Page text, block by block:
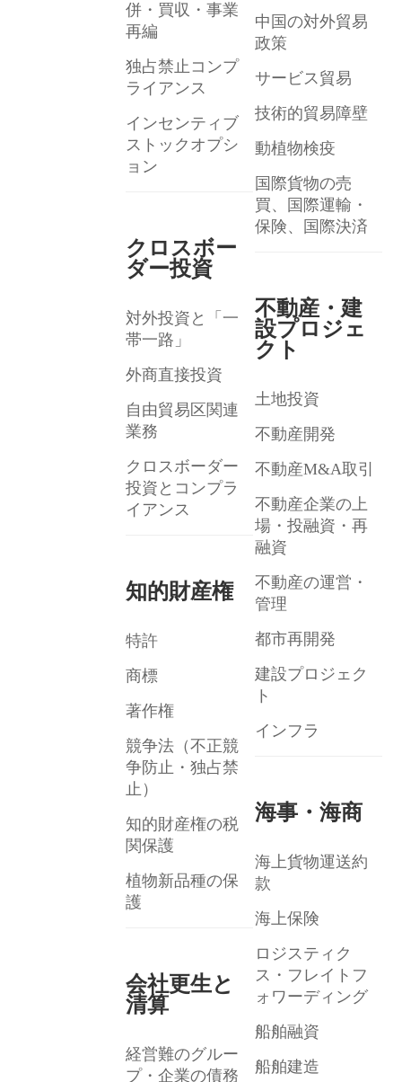
併・買収・事業
再編
独占禁止コンプ
ライアンス
インセンティブ
ストックオプシ
ョン
中国の対外貿易
政策
サービス貿易
技術的貿易障壁
動植物検疫
国際貨物の売
買、国際運輸・
保険、国際決済
クロスボー
ダー投資
対外投資と「一
帯一路」
外商直接投資
自由貿易区関連
業務
クロスボーダー
投資とコンプラ
イアンス
不動産・建
設プロジェ
クト
土地投資
不動産開発
不動産M&A取引
不動産企業の上
場・投融資・再
融資
不動産の運営・
管理
都市再開発
建設プロジェク
ト
インフラ
知的財産権
特許
商標
著作権
競争法（不正競
争防止・独占禁
止）
知的財産権の税
関保護
植物新品種の保
護
海事・海商
海上貨物運送約
款
海上保険
ロジスティク
ス・フレイトフ
ォワーディング
船舶融資
船舶建造
会社更生と
清算
経営難のグルー
プ・企業の債務